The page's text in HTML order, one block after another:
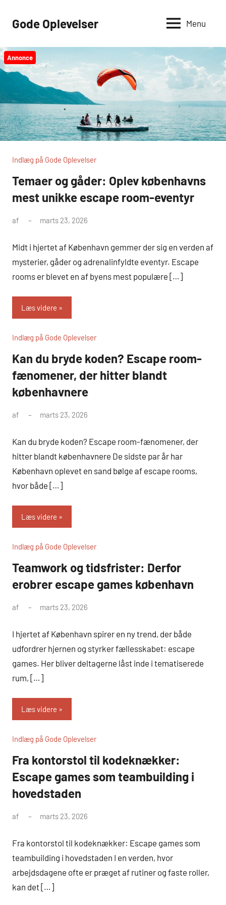
Gode Oplevelser Menu
Annonce
Indlæg på Gode Oplevelser
Temaer og gåder: Oplev københavns
mest unikke escape room-eventyr
af marts 23, 2026
Midt i hjertet af København gemmer der sig en verden af
mysterier, gåder og adrenalinfyldte eventyr. Escape
rooms er blevet en af byens mest populære […]
Læs videre
Indlæg på Gode Oplevelser
Kan du bryde koden? Escape room-
fænomener, der hitter blandt
københavnere
af marts 23, 2026
Kan du bryde koden? Escape room-fænomener, der
hitter blandt københavnere De sidste par år har
København oplevet en sand bølge af escape rooms,
hvor både […]
Læs videre
Indlæg på Gode Oplevelser
Teamwork og tidsfrister: Derfor
erobrer escape games københavn
af marts 23, 2026
I hjertet af København spirer en ny trend, der både
udfordrer hjernen og styrker fællesskabet: escape
games. Her bliver deltagerne låst inde i tematiserede
rum, […]
Læs videre
Indlæg på Gode Oplevelser
Fra kontorstol til kodeknækker:
Escape games som teambuilding i
hovedstaden
af marts 23, 2026
Fra kontorstol til kodeknækker: Escape games som
teambuilding i hovedstaden I en verden, hvor
arbejdsdagene ofte er præget af rutiner og faste roller,
kan det […]